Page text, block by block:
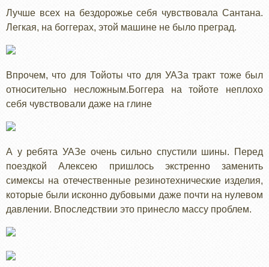
Лучше всех на бездорожье себя чувствовала Сантана.
Легкая, на боггерах, этой машине не было преград.
Впрочем, что для Тойоты что для УАЗа тракт тоже был
относительно несложным.Боггера на тойоте неплохо
себя чувствовали даже на глине
А у ребята УАЗе очень сильно спустили шины. Перед
поездкой Алексею пришлось экстренно заменить
симексы на отечественные резинотехнические изделия,
которые были исконно дубовыми даже почти на нулевом
давлении. Впоследствии это принесло массу проблем.